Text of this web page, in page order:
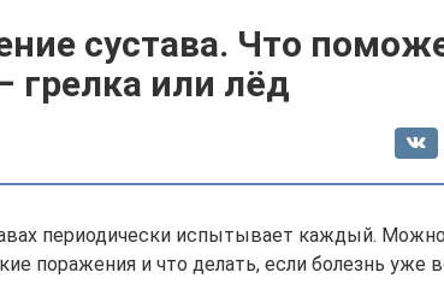
сустава. Что
грелка или лёд
периодически испытывает каждый.
поражения и что делать, если болезнь уже